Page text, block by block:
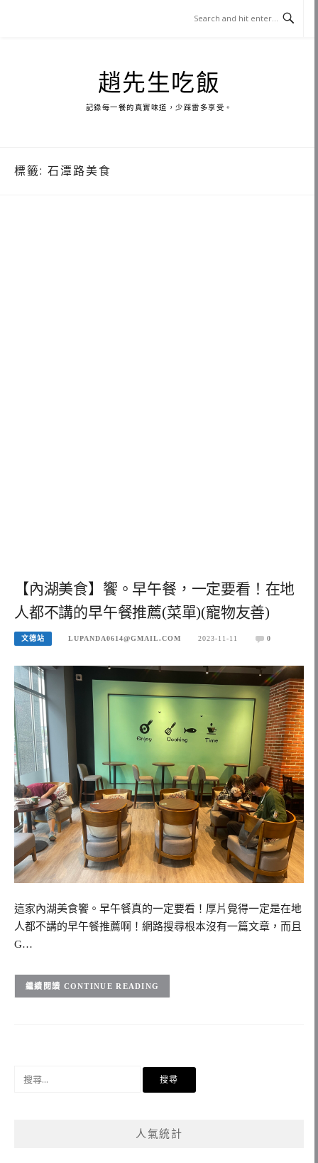
趙先生吃飯
記錄每一餐的真實味道，少踩雷多享受。
標籤: 石潭路美食
【內湖美食】饗。早午餐，一定要看！在地
人都不講的早午餐推薦(菜單)(寵物友善)
文德站 LUPANDA0614@GMAIL.COM 2023-11-11 0
這家內湖美食饗。早午餐真的一定要看！厚片覺得一定是在地
人都不講的早午餐推薦啊！網路搜尋根本沒有一篇文章，而且
G…
CONTINUE READING
人氣統計